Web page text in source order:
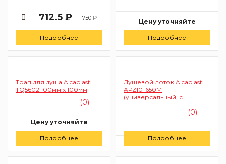
712.5 ₽ 750 ₽
Подробнее
Цену уточняйте
Заказать
Подробнее
Трап для душа Alcaplast
TQ5602 100мм х 100мм
(0)
Цену уточняйте
Заказать
Подробнее
Душевой лоток Alcaplast
АРZ10-650М
(универсальный, с
(0)
Заказать
Подробнее